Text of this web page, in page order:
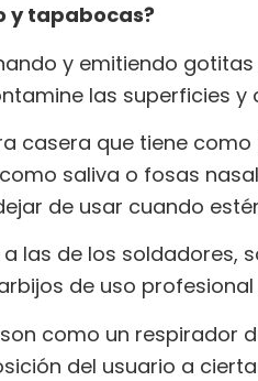
y tapabocas?
y emitiendo
las superficies
casera que tiene
saliva o fosas
de usar cuando
las de los soldadores,
de uso
como un respirador
del usuario a